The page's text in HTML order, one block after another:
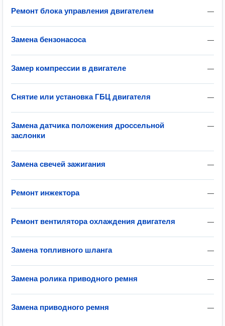
—
Ремонт блока управления двигателем
—
Замена бензонасоса
—
Замер компрессии в двигателе
—
Снятие или установка ГБЦ двигателя
—
Замена датчика положения дроссельной
заслонки
—
Замена свечей зажигания
—
Ремонт инжектора
—
Ремонт вентилятора охлаждения двигателя
—
Замена топливного шланга
—
Замена ролика приводного ремня
—
Замена приводного ремня